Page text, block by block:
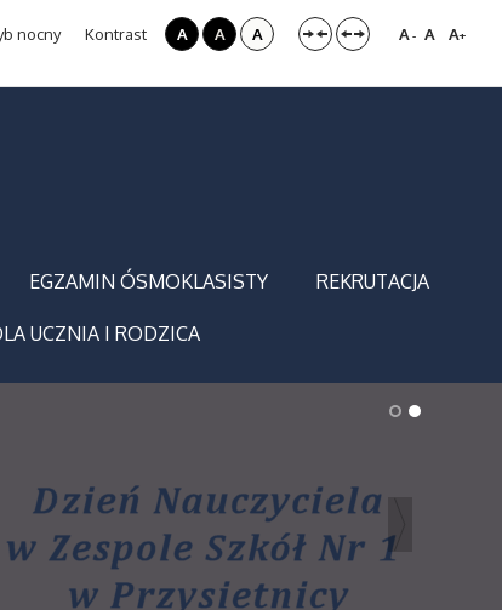
nocny Kontrast A A A A- A A+
EGZAMIN ÓSMOKLASISTY REKRUTACJA
UCZNIA I RODZICA